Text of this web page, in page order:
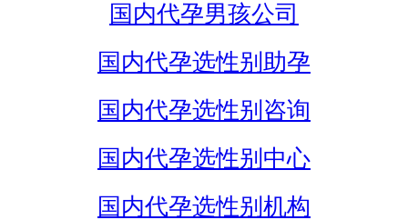
国内代孕男孩公司
国内代孕选性别助孕
国内代孕选性别咨询
国内代孕选性别中心
国内代孕选性别机构